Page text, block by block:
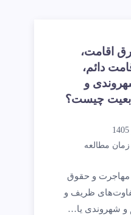
اقامت،
دائم،
و
چیست؟
زمان مطالعه
مهاجرت و حقوق
ظریف و
و شهروندی یا…